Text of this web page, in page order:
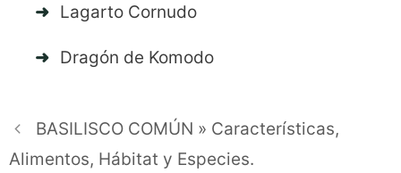
Lagarto Cornudo
Dragón de Komodo
BASILISCO COMÚN » Características,
Alimentos, Hábitat y Especies.